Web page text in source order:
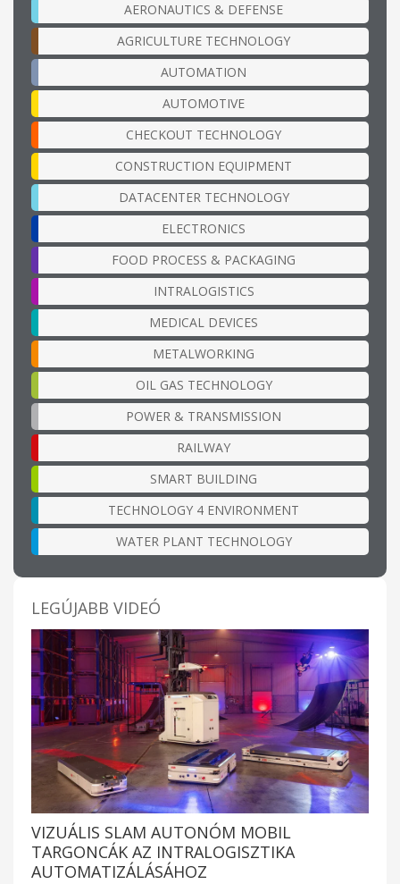
AERONAUTICS & DEFENSE
AGRICULTURE TECHNOLOGY
AUTOMATION
AUTOMOTIVE
CHECKOUT TECHNOLOGY
CONSTRUCTION EQUIPMENT
DATACENTER TECHNOLOGY
ELECTRONICS
FOOD PROCESS & PACKAGING
INTRALOGISTICS
MEDICAL DEVICES
METALWORKING
OIL GAS TECHNOLOGY
POWER & TRANSMISSION
RAILWAY
SMART BUILDING
TECHNOLOGY 4 ENVIRONMENT
WATER PLANT TECHNOLOGY
LEGÚJABB VIDEÓ
VIZUÁLIS SLAM AUTONÓM MOBIL
TARGONCÁK AZ INTRALOGISZTIKA
AUTOMATIZÁLÁSÁHOZ